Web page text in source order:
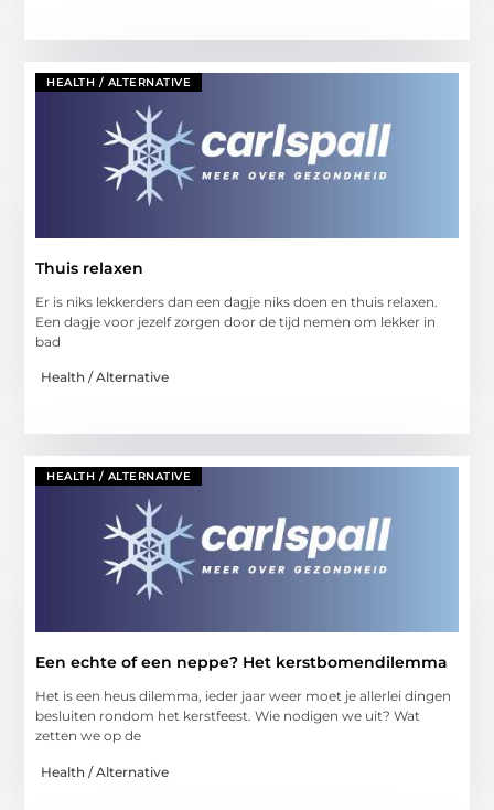
HEALTH / ALTERNATIVE
Thuis relaxen
Er is niks lekkerders dan een dagje niks doen en thuis relaxen.
Een dagje voor jezelf zorgen door de tijd nemen om lekker in
bad
Health / Alternative
HEALTH / ALTERNATIVE
Een echte of een neppe? Het kerstbomendilemma
Het is een heus dilemma, ieder jaar weer moet je allerlei dingen
besluiten rondom het kerstfeest. Wie nodigen we uit? Wat
zetten we op de
Health / Alternative